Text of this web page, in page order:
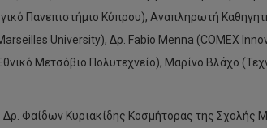
Πανεπιστήμιο Κύπρου), Αναπληρωτή
University), Δρ. Fabio Menna (COMEX
Μετσόβιο Πολυτεχνείο), Μαρίνο Βλάχο
Φαίδων Κυριακίδης Κοσμήτορας της Σχολής